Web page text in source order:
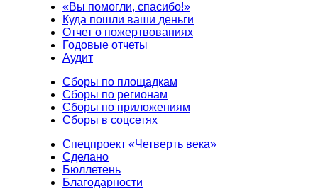
«Вы помогли, спасибо!»
Куда пошли ваши деньги
Отчет о пожертвованиях
Годовые отчеты
Аудит
Сборы по площадкам
Сборы по регионам
Сборы по приложениям
Сборы в соцсетях
Спецпроект «Четверть века»
Сделано
Бюллетень
Благодарности